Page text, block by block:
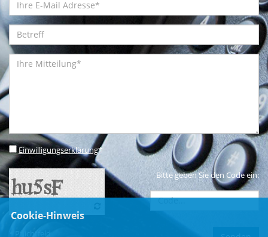
Einwilligungserklärung*
Bitte geben Sie den Code ein:
* Pflichtfeld
Cookie-Hinweis